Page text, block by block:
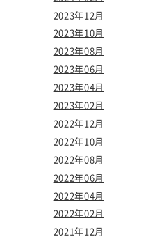
2023年12月
2023年10月
2023年08月
2023年06月
2023年04月
2023年02月
2022年12月
2022年10月
2022年08月
2022年06月
2022年04月
2022年02月
2021年12月